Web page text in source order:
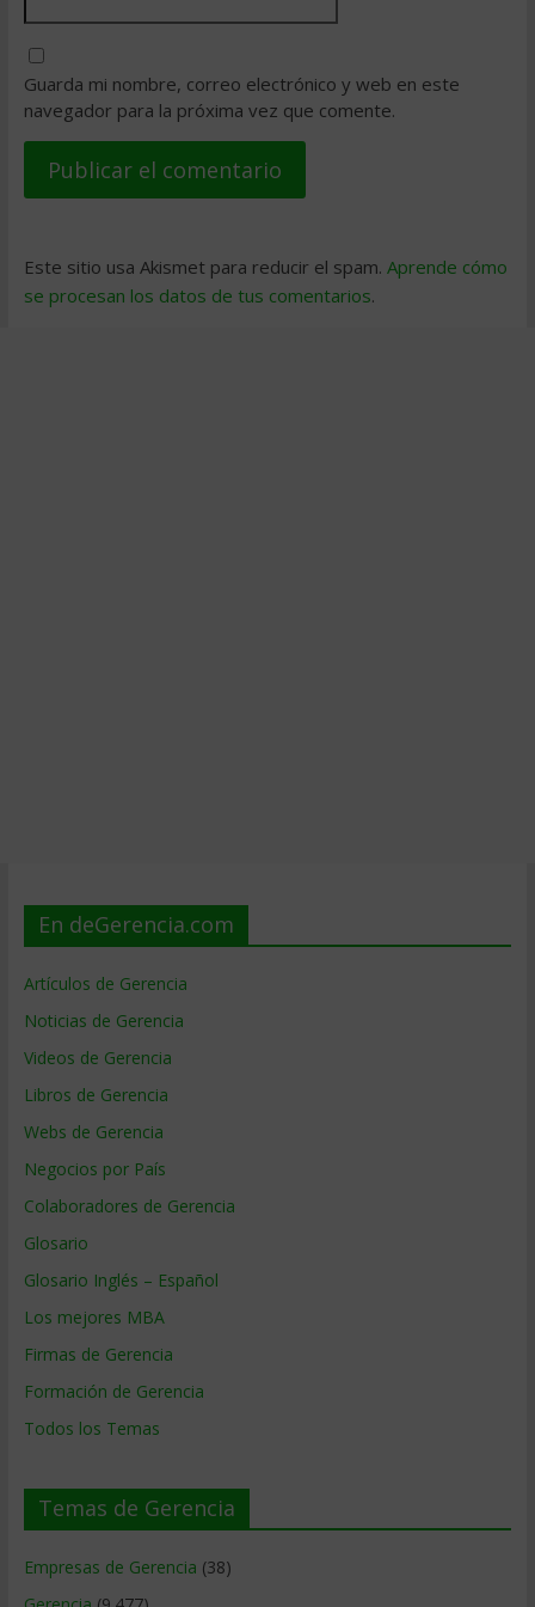
Guarda mi nombre, correo electrónico y web en este
navegador para la próxima vez que comente.
Este sitio usa Akismet para reducir el spam. Aprende cómo
se procesan los datos de tus comentarios.
En deGerencia.com
Artículos de Gerencia
Noticias de Gerencia
Videos de Gerencia
Libros de Gerencia
Webs de Gerencia
Negocios por País
Colaboradores de Gerencia
Glosario
Glosario Inglés – Español
Los mejores MBA
Firmas de Gerencia
Formación de Gerencia
Todos los Temas
Temas de Gerencia
Empresas de Gerencia (38)